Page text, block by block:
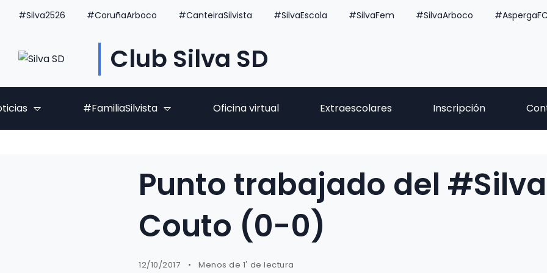
#Silva2526 #CoruñaArboco #CanteiraSilvista #SilvaEscola #SilvaFem #SilvaArboco #AspergaFC
Club Silva SD
#FamiliaSilvista Oficina virtual Extraescolares Inscripción
Punto trabajado del
Couto (0-0)
12/10/2017 Menos de 1' de lectura